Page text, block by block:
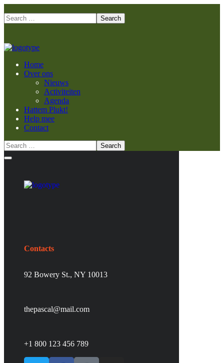
Home
Over ons
Nieuws
Activiteiten
Agenda
Hattem Plukt!
Help mee
Contact
Contacts
92 Bowery St., NY 10013
thepascal@mail.com
+1 800 123 456 789